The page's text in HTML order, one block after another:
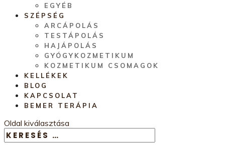
EGYÉB
SZÉPSÉG
ARCÁPOLÁS
TESTÁPOLÁS
HAJÁPOLÁS
GYÓGYKOZMETIKUM
KOZMETIKUM CSOMAGOK
KELLÉKEK
BLOG
KAPCSOLAT
BEMER TERÁPIA
Oldal kiválasztása